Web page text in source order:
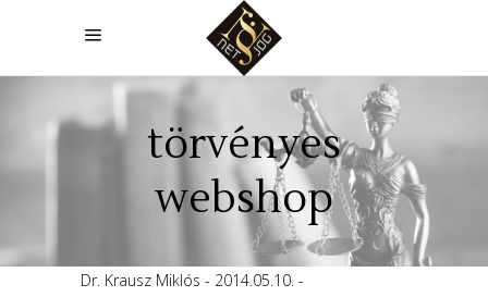
törvényes
webshop
Dr. Krausz Miklós 2014.05.10.